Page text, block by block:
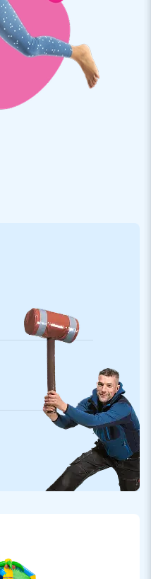
punti, dotati di cuciture
di 650 gr di alta qualità.
da pulire. Il saltarello è
5 anni. Per questo motivo,
di gioco ottimale per
JB
Ecco perché ci